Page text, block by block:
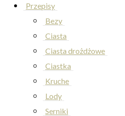
Przepisy
Bezy
Ciasta
Ciasta drożdżowe
Ciastka
Kruche
Lody
Serniki